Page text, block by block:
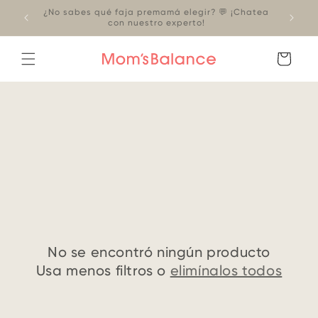
directamente¿No sabes qué faja premamá elegir? 💬 ¡Chatea
con nuestro experto!
Carrito
No se encontró ningún producto
Usa menos filtros o elimínalos todos